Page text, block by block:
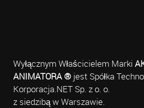
Wyłącznym Właścicielem Marki
ANIMATORA ®jest Spółka
Korporacja.NET Sp. z o. o.
z siedzibą w Warszawie.